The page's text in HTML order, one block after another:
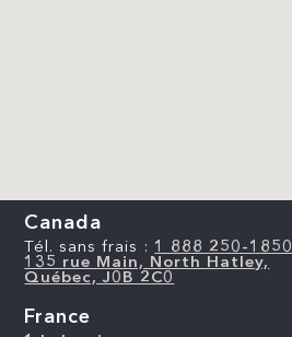
Canada
Tél. sans frais : 1 888 250-1850
135 rue Main, North Hatley,
Québec, J0B 2C0
France